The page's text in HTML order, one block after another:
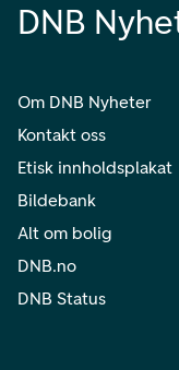
DNB
Om DNB Nyheter
Kontakt oss
Etisk innholdsplakat
Bildebank
Alt om bolig
DNB.no
DNB Status